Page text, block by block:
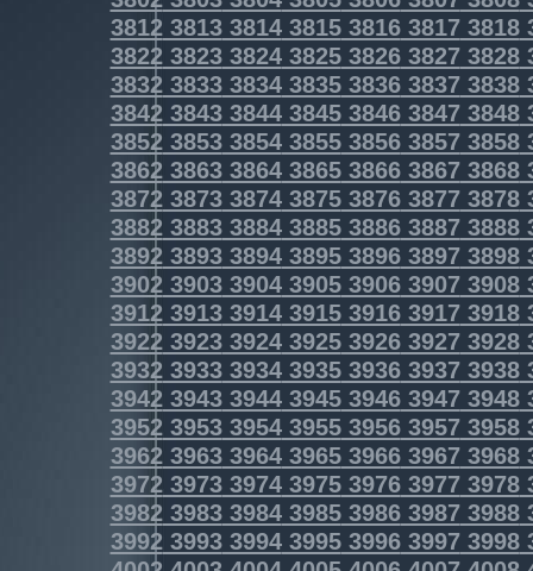
3812381338143815381638173818
3822382338243825382638273828
3832383338343835383638373838
3842384338443845384638473848
3852385338543855385638573858
3862386338643865386638673868
3872387338743875387638773878
3882388338843885388638873888
3892389338943895389638973898
3902390339043905390639073908
3912391339143915391639173918
3922392339243925392639273928
3932393339343935393639373938
3942394339443945394639473948
3952395339543955395639573958
3962396339643965396639673968
3972397339743975397639773978
3982398339843985398639873988
3992399339943995399639973998